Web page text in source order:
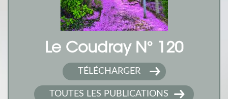
Le Coudray N° 120
TÉLÉCHARGER
TOUTES LES PUBLICATIONS